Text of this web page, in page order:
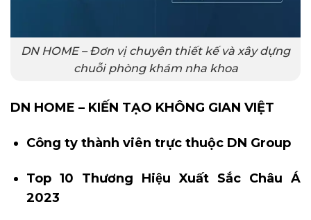
DN HOME – Đơn vị chuyên thiết kế và xây dựng
chuỗi phòng khám nha khoa
DN HOME – KIẾN TẠO KHÔNG GIAN VIỆT
Công ty thành viên trực thuộc DN Group
Top 10 Thương Hiệu Xuất Sắc Châu Á
2023